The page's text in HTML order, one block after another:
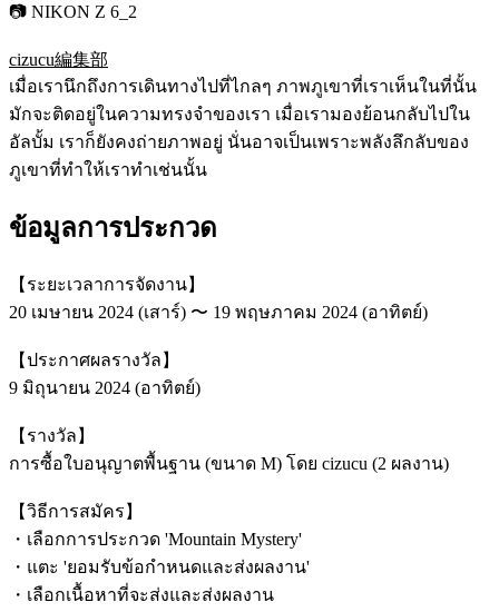
📷 NIKON Z 6_2
cizucu編集部
เมื่อเรานึกถึงการเดินทางไปที่ไกลๆ ภาพภูเขาที่เราเห็นในที่นั้น
มักจะติดอยู่ในความทรงจำของเรา เมื่อเรามองย้อนกลับไปใน
อัลบั้ม เราก็ยังคงถ่ายภาพอยู่ นั่นอาจเป็นเพราะพลังลึกลับของ
ภูเขาที่ทำให้เราทำเช่นนั้น
ข้อมูลการประกวด
【ระยะเวลาการจัดงาน】
20 เมษายน 2024 (เสาร์) 〜 19 พฤษภาคม 2024 (อาทิตย์)
【ประกาศผลรางวัล】
9 มิถุนายน 2024 (อาทิตย์)
【รางวัล】
การซื้อใบอนุญาตพื้นฐาน (ขนาด M) โดย cizucu (2 ผลงาน)
【วิธีการสมัคร】
・เลือกการประกวด 'Mountain Mystery'
・แตะ 'ยอมรับข้อกำหนดและส่งผลงาน'
・เลือกเนื้อหาที่จะส่งและส่งผลงาน